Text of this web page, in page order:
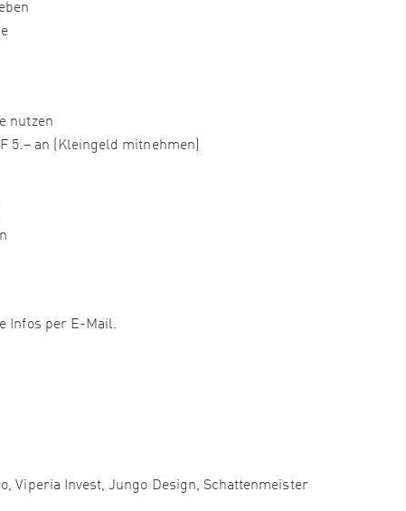
nutzen
5.– an (Kleingeld mitnehmen)
Infos per E-Mail.
Viperia Invest, Jungo Design, Schattenmeister